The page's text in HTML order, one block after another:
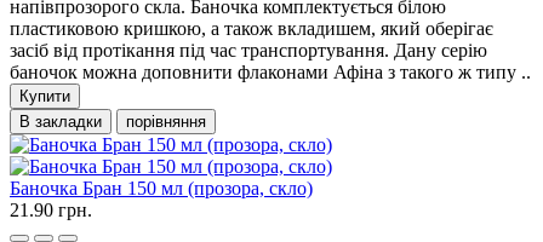
напівпрозорого скла. Баночка комплектується білою
пластиковою кришкою, а також вкладишем, який оберігає
засіб від протікання під час транспортування. Дану серію
баночок можна доповнити флаконами Афіна з такого ж типу ..
Купити
В закладки
порівняння
Баночка Бран 150 мл (прозора, скло)
21.90 грн.